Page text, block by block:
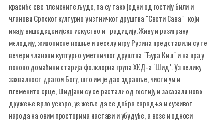
красиће све племените људе, па су тако једни од гостију били и
чланови Српског културно уметничког друштва "Свети Сава" , који
имају вишедеценијско искуство и традицију. Живу и разиграну
мелодију, живописне ношње и веселу игру Русина представили су те
вечери чланови културно уметничког друштва "Ђура Киш" и на крају
поново домаћини старија фолклорна група ХКД-а "Шид". Уз велику
захвалност драгом Богу, што им је дао здравље, чисти ум и
племенито срце, Шидјани су се растали од гостију и заказали ново
дружење врло ускоро, уз жеље да се добра сарадња и суживот
народа на овим просторима настави и убудуће, а везе и односи